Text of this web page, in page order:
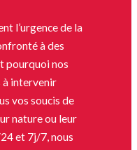
l’urgence de la
à des
pourquoi nos
à intervenir
vos soucis de
nature ou leur
et 7j/7, nous